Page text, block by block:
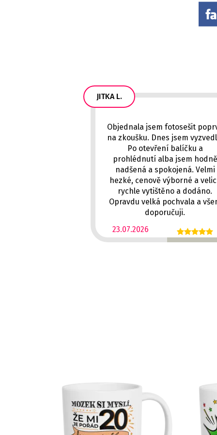
JITKA L.
23.07.2026
Objednala jsem fotosešit
na zkoušku. Dnes jsem
Po otevření balíčku a
prohlédnutí alba jsem hodně
nadšená a spokojená. Velmi
hezké, cenově výborné a
rychle vytištěno a dodáno.
Opravdu velká pochvala a
doporučuji.